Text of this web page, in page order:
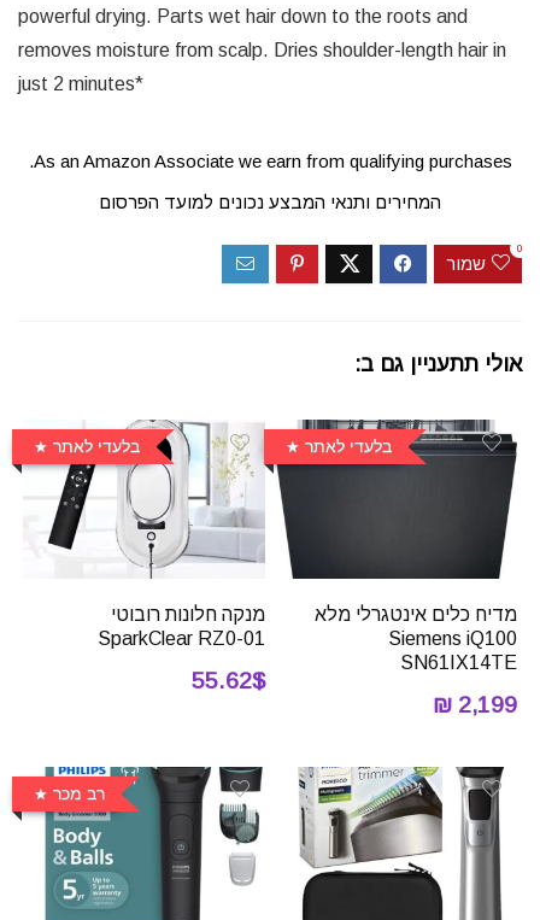
powerful drying. Parts wet hair down to the roots and
removes moisture from scalp. Dries shoulder-length hair in
just 2 minutes*
As an Amazon Associate we earn from qualifying purchases.
המחירים ותנאי המבצע נכונים למועד הפרסום
שמור
0
אולי תתעניין גם ב:
בלעדי לאתר
מדיח כלים אינטגרלי מלא
Siemens iQ100
SN61IX14TE
2,199 ₪
בלעדי לאתר
מנקה חלונות רובוטי
SparkClear RZ0-01
55.62$
רב מכר